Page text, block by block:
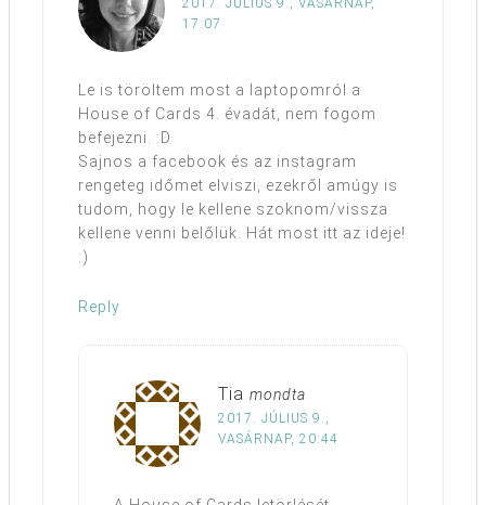
2017. JÚLIUS 9., VASÁRNAP,
17:07
Le is töröltem most a laptopomról a
House of Cards 4. évadát, nem fogom
befejezni. :D
Sajnos a facebook és az instagram
rengeteg időmet elviszi, ezekről amúgy is
tudom, hogy le kellene szoknom/vissza
kellene venni belőlük. Hát most itt az ideje!
:)
Reply
Tia mondta
2017. JÚLIUS 9.,
VASÁRNAP, 20:44